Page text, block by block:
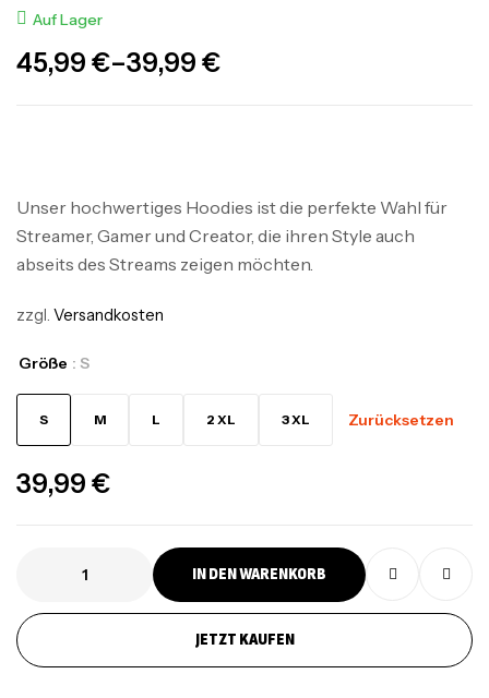
Auf Lager
39,99 €
–
45,99 €
Unser hochwertiges Hoodies ist die perfekte Wahl für
Streamer, Gamer und Creator, die ihren Style auch
abseits des Streams zeigen möchten.
zzgl. Versandkosten
Größe : S
S M L 2 XL 3 XL Zurücksetzen
39,99 €
IN DEN WARENKORB
JETZT KAUFEN